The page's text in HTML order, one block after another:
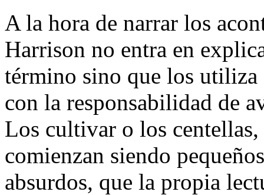
A la hora de narrar los
Harrison no entra en
término sino que los utiliza
con la responsabilidad de
Los cultivar o los
comienzan siendo
absurdos, que la propia